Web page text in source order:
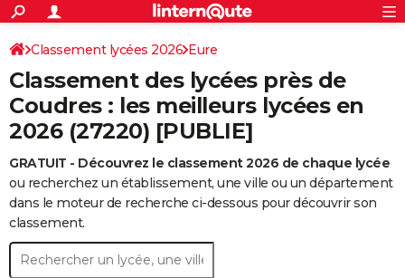
ACTUALITÉS
Politique
Société
Faits Divers
Education
Monde
Villes
+
SPORT
Coupe du monde 2026
Football
Tennis
Cyclisme
Rugby
Forum
CULTURE
Programme TV
TNT
Streaming
Cinéma
Sorties cinéma
Musique
+
FINANCE
Retraite
Impôts
Epargne
Immobilier
Risques naturels par ville
Banque
Assurance
Crédit
AUTO
Essais
Réserver un essai
Citadines
Berlines
SUV
Forum auto
+
HIGH-TECH
BRICOLAGE
Forum
Aménagement intérieur
Extérieur
Cuisine
Salle de bains
Jardinage
Rangement
+
S'inscrire
Connexion
Classement lycées 2026 Eure
Classement des lycées près de
Coudres : les meilleurs lycées en
2026 (27220) [PUBLIE]
GRATUIT - Découvrez le classement 2026 de chaque lycée
ou recherchez un établissement, une ville ou un département
dans le moteur de recherche ci-dessous pour découvrir son
classement.